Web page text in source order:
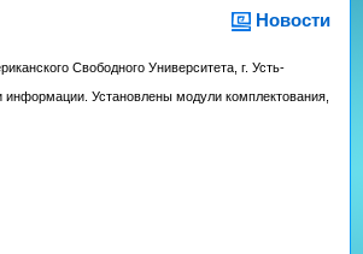
Новости
Свободного Университета, г. Усть-
Установлены модули комплектования,